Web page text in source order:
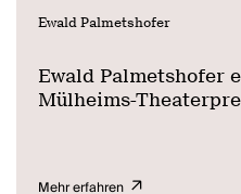
Ewald Palmetshofer
Ewald Palmetshofer
Mülheims-
Mehr erfahren